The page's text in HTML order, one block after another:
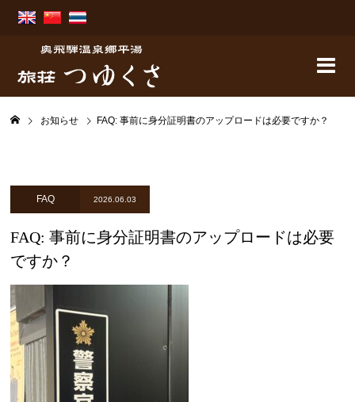
お知らせ FAQ: 事前に身分証明書のアップロードは必要ですか？
FAQ 2026.06.03
FAQ: 事前に身分証明書のアップロードは必要
ですか？